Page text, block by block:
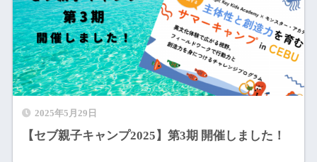
2025年5月29日
【セブ親子キャンプ2025】第3期 開催しました！